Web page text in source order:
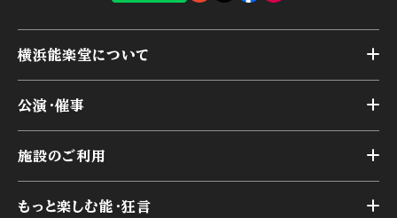
横浜能楽堂について
横浜能楽堂が取り組んだ事業
能舞台の歴史と特徴
様々なお客様に向けて
公演・催事
アーカイブ
施設のご利用
もっと楽しむ能・狂言